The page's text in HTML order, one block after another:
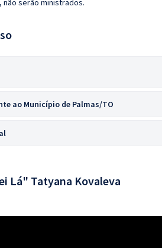
serão ministrados.
ao Município de Palmas/TO
Lá" Tatyana Kovaleva